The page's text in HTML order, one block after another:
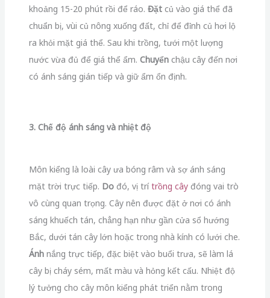
khoảng 15-20 phút rồi để ráo. Đặtcủ vào giá thể đã
chuẩn bị, vùi củ nông xuống đất, chỉ để đỉnh củ hơi lộ
ra khỏi mặt giá thể. Sau khi trồng, tưới một lượng
nước vừa đủ để giá thể ẩm. Chuyểnchậu cây đến nơi
có ánh sáng gián tiếp và giữ ẩm ổn định.
3. Chế độ ánh sáng và nhiệt độ
Môn kiểng là loài cây ưa bóng râm và sợ ánh sáng
mặt trời trực tiếp. Dođó, vị trítrồng câyđóng vai trò
vô cùng quan trọng. Cây nên được đặt ở nơi có ánh
sáng khuếch tán, chẳng hạn như gần cửa sổ hướng
Bắc, dưới tán cây lớn hoặc trong nhà kính có lưới che.
Ánhnắng trực tiếp, đặc biệt vào buổi trưa, sẽ làm lá
cây bị cháy sém, mất màu và hỏng kết cấu. Nhiệt độ
lý tưởng cho cây môn kiểng phát triển nằm trong